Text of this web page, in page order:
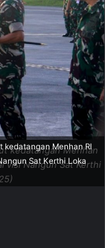
kedatangan Menhan
visi Nangun Sat Kerthi
kedatangan Menhan RI
Sat Kerthi Loka